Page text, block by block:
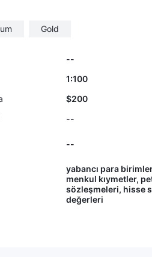
Gold
--
1:100
$200
--
--
yabancı para
menkul kıymetler,
sözleşmeleri, hisse
değerleri